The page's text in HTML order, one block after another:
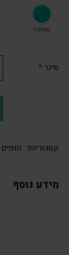
טורקיז
סינר*
קטגוריות: תופים
מידע נוסף